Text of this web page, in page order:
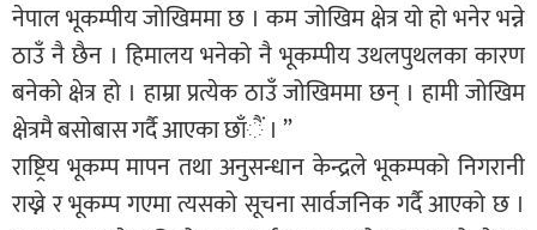
नेपाल भूकम्पीय जोखिममा छ । कम जोखिम क्षेत्र यो हो भनेर भन्ने
ठाउँ नै छैन । हिमालय भनेको नै भूकम्पीय उथलपुथलका कारण
बनेको क्षेत्र हो । हाम्रा प्रत्येक ठाउँ जोखिममा छन् । हामी जोखिम
क्षेत्रमै बसोबास गर्दै आएका छाँैं । ”
राष्ट्रिय भूकम्प मापन तथा अनुसन्धान केन्द्रले भूकम्पको निगरानी
राख्ने र भूकम्प गएमा त्यसको सूचना सार्वजनिक गर्दै आएको छ ।